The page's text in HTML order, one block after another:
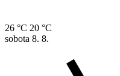
26 °C 20 °C
sobota 8. 8.